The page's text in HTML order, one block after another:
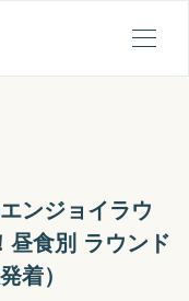
ンジョイラウ
昼食別 ラウンド
着）